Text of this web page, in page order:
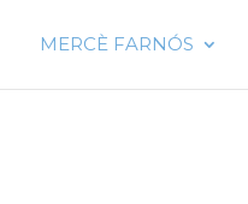
MERCÈ FARNÓS